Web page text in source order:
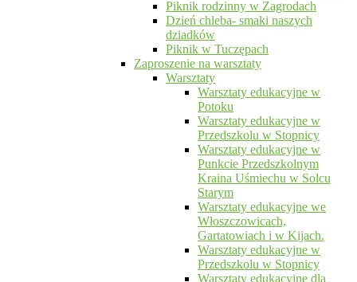
Piknik rodzinny w Zagrodach
Dzień chleba- smaki naszych
dziadków
Piknik w Tuczępach
Zaproszenie na warsztaty
Warsztaty
Warsztaty edukacyjne w
Potoku
Warsztaty edukacyjne w
Przedszkolu w Stopnicy
Warsztaty edukacyjne w
Punkcie Przedszkolnym
Kraina Uśmiechu w Solcu
Starym
Warsztaty edukacyjne we
Włoszczowicach,
Gartatowiach i w Kijach.
Warsztaty edukacyjne w
Przedszkolu w Stopnicy
Warsztaty edukacyjne dla